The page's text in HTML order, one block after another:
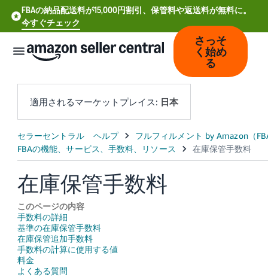
FBAの納品配送料が15,000円割引、保管料や返送料が無料に。
今すぐチェック
中
文
-
CN
Deutsch
- DE
Español
- ES
さっそ
く始め
る
適用されるマーケットプレイス: 日本
在庫保管手数料
このページの内容
手数料の詳細
基準の在庫保管手数料
在庫保管追加手数料
手数料の計算に使用する値
料金
よくある質問